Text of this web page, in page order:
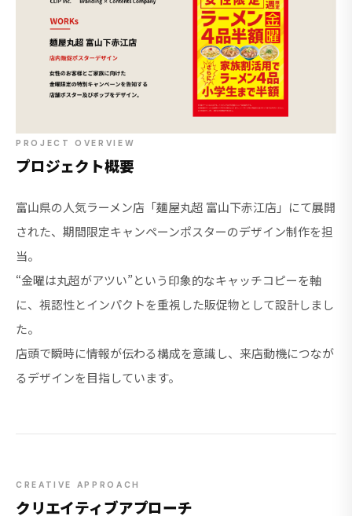
PROJECT OVERVIEW
プロジェクト概要
富山県の人気ラーメン店「麺屋丸超 富山下赤江店」にて展開
された、期間限定キャンペーンポスターのデザイン制作を担
当。
“金曜は丸超がアツい”という印象的なキャッチコピーを軸
に、視認性とインパクトを重視した販促物として設計しまし
た。
店頭で瞬時に情報が伝わる構成を意識し、来店動機につなが
るデザインを目指しています。
CREATIVE APPROACH
クリエイティブアプローチ